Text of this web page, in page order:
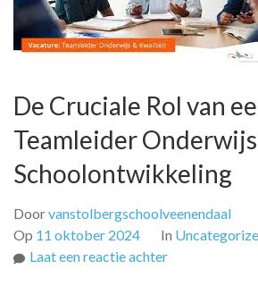
De Cruciale Rol van
Teamleider
Schoolontwikkeling
Doorvanstolbergschoolveenendaal
Op 11 oktober 2024 In
Laat een reactie achterop